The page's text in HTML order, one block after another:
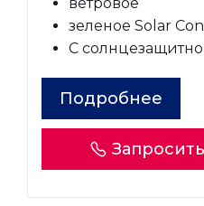
зеленое Solar
С
Подробнее